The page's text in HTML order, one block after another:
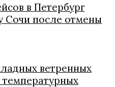
в Петербург
Сочи после отмены
ветренных